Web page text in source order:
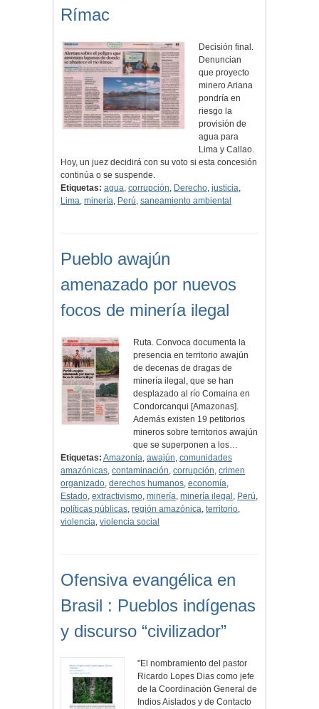
Rímac
Decisión final.
Denuncian
que proyecto
minero Ariana
pondría en
riesgo la
provisión de
agua para
Lima y Callao.
Hoy, un juez decidirá con su voto si esta concesión
continúa o se suspende.
Etiquetas: agua, corrupción, Derecho, justicia,
Lima, minería, Perú, saneamiento ambiental
Pueblo awajún
amenazado por nuevos
focos de minería ilegal
Ruta. Convoca documenta la
presencia en territorio awajún
de decenas de dragas de
minería ilegal, que se han
desplazado al río Comaina en
Condorcanqui [Amazonas].
Además existen 19 petitorios
mineros sobre territorios awajún
que se superponen a los…
Etiquetas: Amazonia, awajún, comunidades
amazónicas, contaminación, corrupción, crimen
organizado, derechos humanos, economía,
Estado, extractivismo, minería, minería ilegal , Perú,
políticas públicas, región amazónica, territorio,
violencia, violencia social
Ofensiva evangélica en
Brasil : Pueblos indígenas
y discurso “civilizador”
"El nombramiento del pastor
Ricardo Lopes Dias como jefe
de la Coordinación General de
Indios Aislados y de Contacto